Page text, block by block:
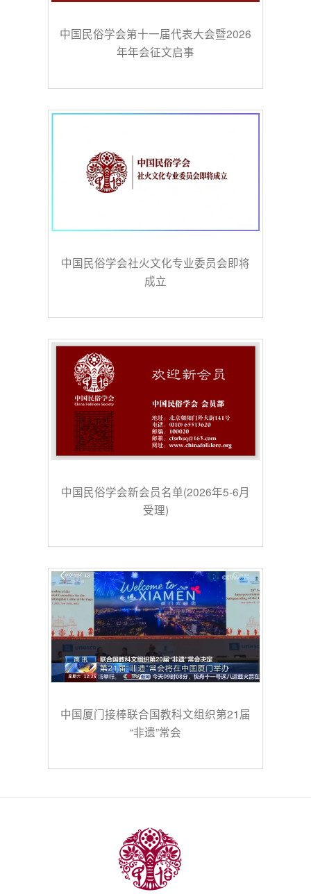
中国民俗学会第十一届代表大会暨2026
年年会征文启事
中国民俗学会社火文化专业委员会即将
成立
中国民俗学会新会员名单(2026年5-6月
受理)
中国厦门接棒联合国教科文组织第21届
“非遗”常会